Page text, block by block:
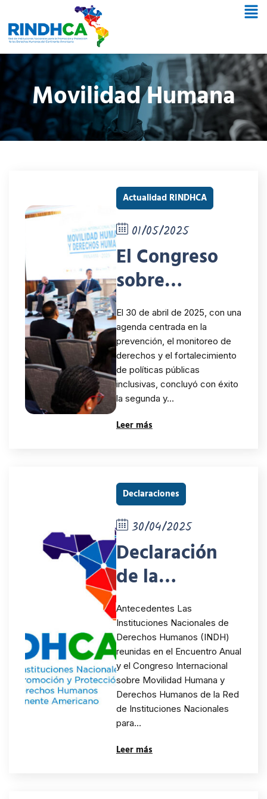
Movilidad Humana
Actualidad RINDHCA
01/05/2025
El Congreso
sobre
Movilidad
Humana cerró
con una
apuesta
regional por
los derechos y
El 30 de abril de 2025, con una
agenda centrada en la
prevención, el monitoreo de
derechos y el fortalecimiento
de políticas públicas
inclusivas, concluyó con éxito
la segunda y…
Leer más
Declaraciones
30/04/2025
Declaración
de la
RINDHCA
01/2025 de
ciudad de
Panamá sobre
Movilidad
Humana y
Derechos
Antecedentes Las
Instituciones Nacionales de
Derechos Humanos (INDH)
reunidas en el Encuentro Anual
y el Congreso Internacional
sobre Movilidad Humana y
Derechos Humanos de la Red
de Instituciones Nacionales
para…
Leer más